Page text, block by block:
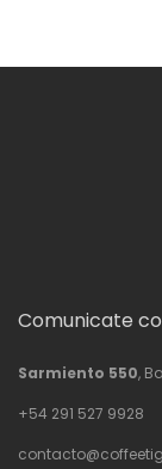
Comunicate
Sarmiento 550,
+54 291 527 9928